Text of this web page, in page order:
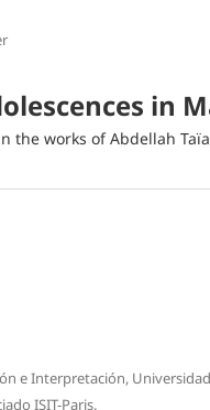
in
the works of Abdellah Taïa
e Interpretación,
ISIT-Paris.